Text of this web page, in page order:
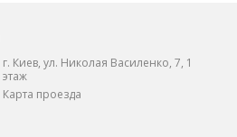
г. Киев, ул. Николая Василенко, 7, 1
этаж
Карта проезда